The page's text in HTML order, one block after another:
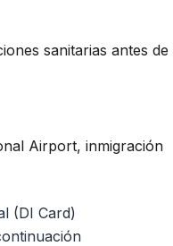
sanitarias antes de
Airport, inmigración
(DI Card)